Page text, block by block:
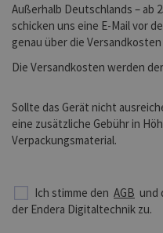
Außerhalb Deutschlands – ab
schicken uns eine E-Mail vor
genau über die
Die Versandkosten werden
Sollte das Gerät nicht
eine zusätzliche Gebühr in
Verpackungsmaterial.
Ich stimme den AGB und
der Endera Digitaltechnik zu.